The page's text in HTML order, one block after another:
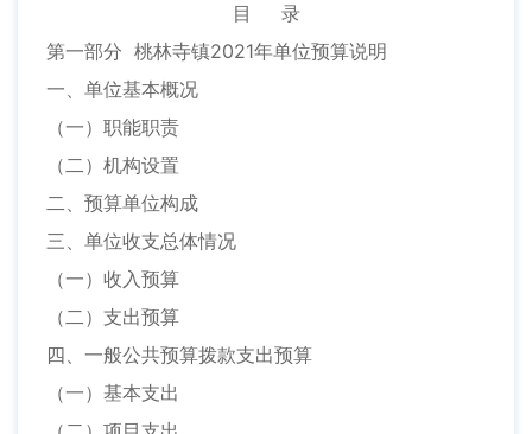
目 录
第一部分 桃林寺镇2021年单位预算说明
一、单位基本概况
（一）职能职责
（二）机构设置
二、预算单位构成
三、单位收支总体情况
（一）收入预算
（二）支出预算
四、一般公共预算拨款支出预算
（一）基本支出